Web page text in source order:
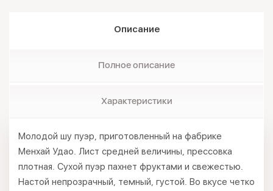
Описание
Полное описание
Характеристики
Молодой шу пуэр, приготовленный на фабрике
Менхай Удао. Лист средней величины, прессовка
плотная. Сухой пуэр пахнет фруктами и свежестью.
Настой непрозрачный, темный, густой. Во вкусе четко